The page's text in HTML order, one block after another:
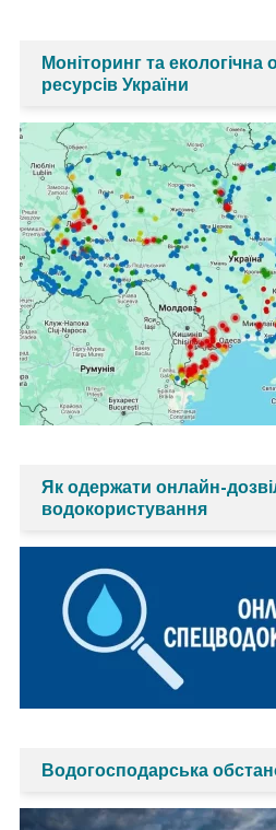
Моніторинг та екологічна
ресурсів України
Як одержати онлайн-
водокористування
Водогосподарська